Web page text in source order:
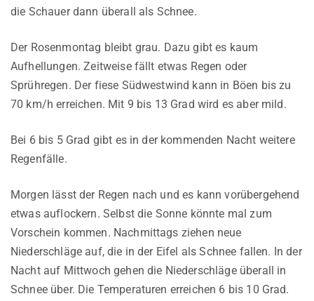
die Schauer dann überall als Schnee.
Der Rosenmontag bleibt grau. Dazu gibt es kaum
Aufhellungen. Zeitweise fällt etwas Regen oder
Sprühregen. Der fiese Südwestwind kann in Böen bis zu
70 km/h erreichen. Mit 9 bis 13 Grad wird es aber mild.
Bei 6 bis 5 Grad gibt es in der kommenden Nacht weitere
Regenfälle.
Morgen lässt der Regen nach und es kann vorübergehend
etwas auflockern. Selbst die Sonne könnte mal zum
Vorschein kommen. Nachmittags ziehen neue
Niederschläge auf, die in der Eifel als Schnee fallen. In der
Nacht auf Mittwoch gehen die Niederschläge überall in
Schnee über. Die Temperaturen erreichen 6 bis 10 Grad.